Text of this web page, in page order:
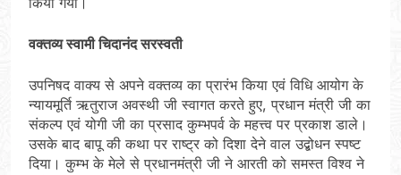
वक्तव्य स्वामी चिदानंद सरस्वती
उपनिषद वाक्य से अपने वक्तव्य का प्रारंभ किया एवं विधि आयोग के
न्यायमूर्ति ऋतुराज अवस्थी जी स्वागत करते हुए, प्रधान मंत्री जी का
संकल्प एवं योगी जी का प्रसाद कुम्भपर्व के महत्त्व पर प्रकाश डाले।
उसके बाद बापू की कथा पर राष्ट्र को दिशा देने वाल उद्बोधन स्पष्ट
दिया। कुम्भ के मेले से प्रधानमंत्री जी ने आरती को समस्त विश्व ने